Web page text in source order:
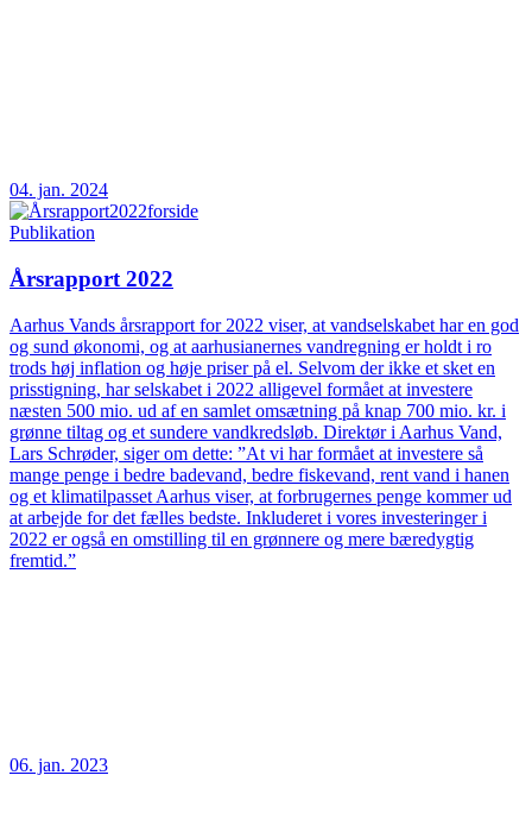
04. jan. 2024
Publikation
Årsrapport 2022
Aarhus Vands årsrapport for 2022 viser, at vandselskabet har en god
og sund økonomi, og at aarhusianernes vandregning er holdt i ro
trods høj inflation og høje priser på el. Selvom der ikke et sket en
prisstigning, har selskabet i 2022 alligevel formået at investere
næsten 500 mio. ud af en samlet omsætning på knap 700 mio. kr. i
grønne tiltag og et sundere vandkredsløb. Direktør i Aarhus Vand,
Lars Schrøder, siger om dette: ”At vi har formået at investere så
mange penge i bedre badevand, bedre fiskevand, rent vand i hanen
og et klimatilpasset Aarhus viser, at forbrugernes penge kommer ud
at arbejde for det fælles bedste. Inkluderet i vores investeringer i
2022 er også en omstilling til en grønnere og mere bæredygtig
fremtid.”
06. jan. 2023